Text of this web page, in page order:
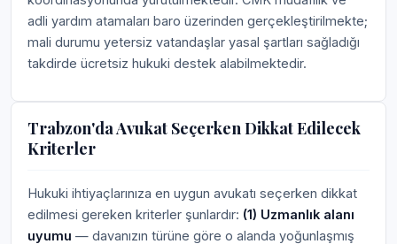
adli yardım atamaları baro üzerinden gerçekleştirilmekte;
mali durumu yetersiz vatandaşlar yasal şartları sağladığı
takdirde ücretsiz hukuki destek alabilmektedir.
Trabzon'da Avukat Seçerken Dikkat Edilecek
Kriterler
Hukuki ihtiyaçlarınıza en uygun avukatı seçerken dikkat
edilmesi gereken kriterler şunlardır: (1) Uzmanlık alanı
uyumu — davanızın türüne göre o alanda yoğunlaşmış